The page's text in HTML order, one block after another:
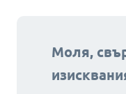
Моля,